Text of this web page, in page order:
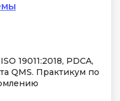
19011:2018, PDCA,
QMS. Практикум по